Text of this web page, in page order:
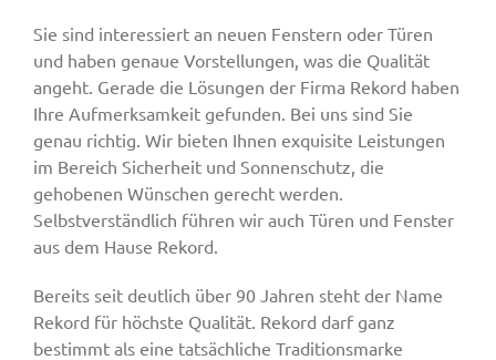
Sie sind interessiert an neuen Fenstern oder Türen
und haben genaue Vorstellungen, was die Qualität
angeht. Gerade die Lösungen der Firma Rekord haben
Ihre Aufmerksamkeit gefunden. Bei uns sind Sie
genau richtig. Wir bieten Ihnen exquisite Leistungen
im Bereich Sicherheit und Sonnenschutz, die
gehobenen Wünschen gerecht werden.
Selbstverständlich führen wir auch Türen und Fenster
aus dem Hause Rekord.
Bereits seit deutlich über 90 Jahren steht der Name
Rekord für höchste Qualität. Rekord darf ganz
bestimmt als eine tatsächliche Traditionsmarke